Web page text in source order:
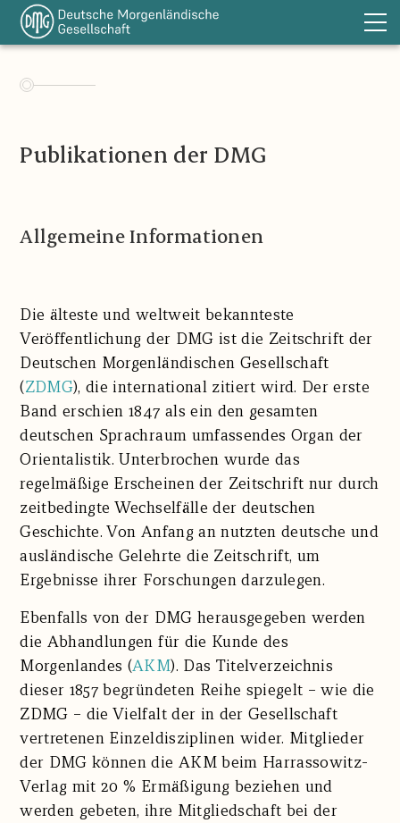
DOT
Bibliothek
Kontakt
Impressum
EN
Publikationen der DMG
Allgemeine Informationen
Die älteste und weltweit bekannteste
Veröffentlichung der DMG ist die Zeitschrift der
Deutschen Morgenländischen Gesellschaft
(ZDMG), die international zitiert wird. Der erste
Band erschien 1847 als ein den gesamten
deutschen Sprachraum umfassendes Organ der
Orientalistik. Unterbrochen wurde das
regelmäßige Erscheinen der Zeitschrift nur durch
zeitbedingte Wechselfälle der deutschen
Geschichte. Von Anfang an nutzten deutsche und
ausländische Gelehrte die Zeitschrift, um
Ergebnisse ihrer Forschungen darzulegen.
Ebenfalls von der DMG herausgegeben werden
die Abhandlungen für die Kunde des
Morgenlandes (AKM). Das Titelverzeichnis
dieser 1857 begründeten Reihe spiegelt – wie die
ZDMG – die Vielfalt der in der Gesellschaft
vertretenen Einzeldisziplinen wider. Mitglieder
der DMG können die AKM beim Harrassowitz-
Verlag mit 20 % Ermäßigung beziehen und
werden gebeten, ihre Mitgliedschaft bei der